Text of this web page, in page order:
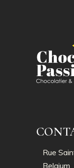
Rue
Belgium